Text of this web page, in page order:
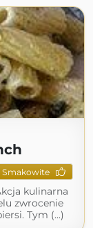
Smakowite
kulinarna
zwrocenie
Tym (...)